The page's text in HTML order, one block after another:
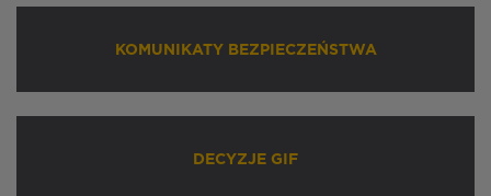
KOMUNIKATY BEZPIECZEŃSTWA
DECYZJE GIF